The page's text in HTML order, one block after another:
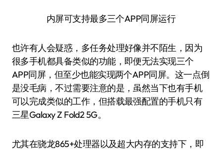
内屏可支持最多三个APP同屏运行
也许有人会疑惑，多任务处理好像并不陌生，因为
很多手机都具备类似的功能，即便无法实现三个
APP同屏，但至少也能实现两个APP同屏。这一点倒
是没毛病，不过需要注意的是，虽然当下也有手机
可以完成类似的工作，但搭载最强配置的手机只有
三星Galaxy Z Fold2 5G。
尤其在骁龙865+处理器以及超大内存的支持下，即